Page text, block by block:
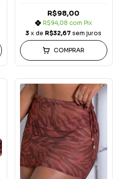
R$98,00
R$94,08 com Pix
3 x de R$32,67 sem juros
COMPRAR